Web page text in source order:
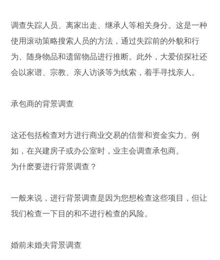
调查失踪人员、离家出走、继承人等相关身分。这是一种
使用滚动策略搜索人员的方法，通过失踪前的外貌和行
为、随身物品和遗留物品进行推断。此外，大爱侦探社还
会以家谱、宗教、亲人访谈等为线索，着手寻找亲人。
承包商的背景调查
这还包括检查对方进行商业交易的信誉和资金实力。例
如，在兴建房子或办公室时，业主会调查承包商。
为什麽要进行背景调查？
一般来说，进行背景调查是因为您想检查这些项目，但让
我们检查一下目的和不进行检查的风险。
婚前未婚夫背景调查